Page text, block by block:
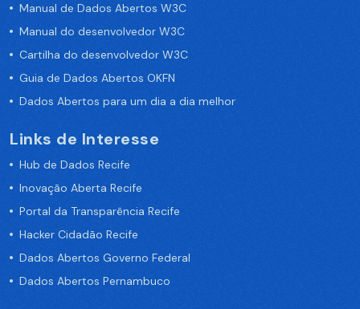
Manual de Dados Abertos W3C
Manual do desenvolvedor W3C
Cartilha do desenvolvedor W3C
Guia de Dados Abertos OKFN
Dados Abertos para um dia a dia melhor
Links de Interesse
Hub de Dados Recife
Inovação Aberta Recife
Portal da Transparência Recife
Hacker Cidadão Recife
Dados Abertos Governo Federal
Dados Abertos Pernambuco